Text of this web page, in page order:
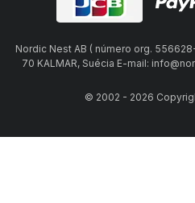
Nordic Nest AB ( número org.
70 KALMAR, Suécia E-mail:
© 2002 - 2026